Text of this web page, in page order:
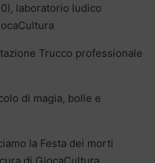
laboratorio ludico
Trucco professionale
di magia, bolle e
la Festa dei morti